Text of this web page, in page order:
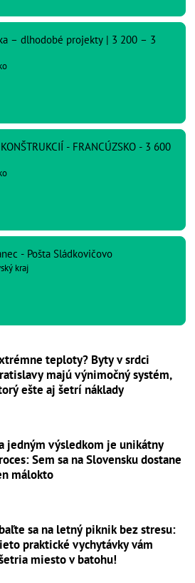
– dlhodobé projekty | 3 200 – 3
- FRANCÚZSKO - 3 600
- Pošta Sládkovičovo
kraj
teploty? Byty v srdci
majú výnimočný systém,
ešte aj šetrí náklady
jedným výsledkom je unikátny
Sem sa na Slovensku dostane
málokto
sa na letný piknik bez stresu:
praktické vychytávky vám
miesto v batohu!